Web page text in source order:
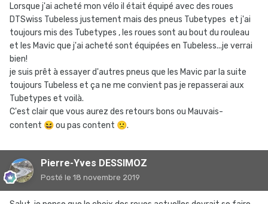
Lorsque j'ai acheté mon vélo il était équipé avec des roues
DTSwiss Tubeless justement mais des pneus Tubetypes et j'ai
toujours mis des Tubetypes , les roues sont au bout du rouleau
et les Mavic que j'ai acheté sont équipées en Tubeless...je verrai
bien!
je suis prêt à essayer d'autres pneus que les Mavic par la suite
toujours Tubeless et ça ne me convient pas je repasserai aux
Tubetypes et voilà.
C'est clair que vous aurez des retours bons ou Mauvais-
content 😆ou pas content 🙁.
Pierre-Yves DESSIMOZ
Posté le 18 novembre 2019